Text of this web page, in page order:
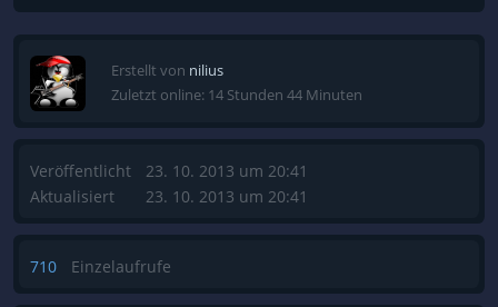
Erstellt von nilius
Zuletzt online: 14 Stunden 44 Minuten
Veröffentlicht
Aktualisiert
23. 10. 2013 um 20:41
23. 10. 2013 um 20:41
710 Einzelaufrufe